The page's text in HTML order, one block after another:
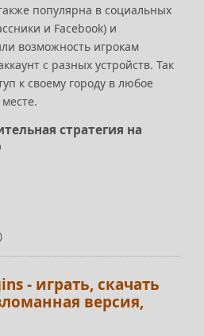
популярна в социальных
и Facebook) и
возможность игрокам
с разных устройств. Так
к своему городу в любое
стратегия на
- играть, скачать
версия,